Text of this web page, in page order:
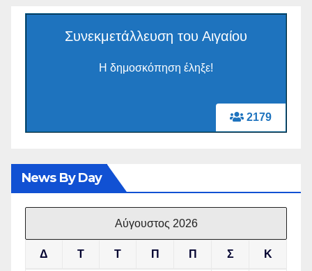
2179
Συνεκμετάλλευση του Αιγαίου
Η δημοσκόπηση έληξε!
News By Day
Αύγουστος 2026
Δ Τ Τ Π Π Σ Κ